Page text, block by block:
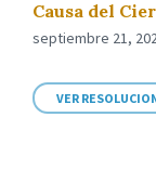
Causa del
septiembre 21,
VER